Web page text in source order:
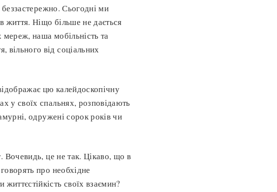
беззастережно. Сьогодні ми
життя. Ніщо більше не дається
мереж, наша мобільність та
вільного від соціальних
цю калейдоскопічну
у своїх спальнях, розповідають
одружені сорок років чи
Вочевидь, це не так. Цікаво, що в
про необхідне
своїх взаємин?